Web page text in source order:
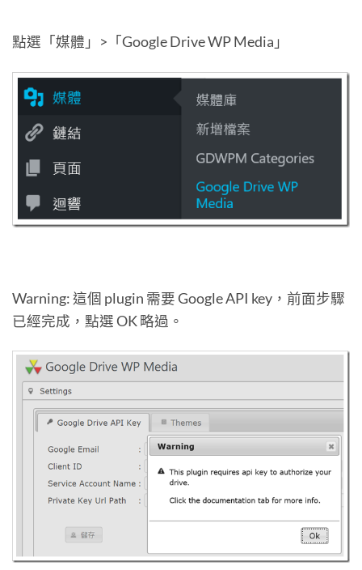
點選「媒體」>「Google Drive WP Media」
Warning: 這個 plugin 需要 Google API key，前面步驟
已經完成，點選 OK 略過。